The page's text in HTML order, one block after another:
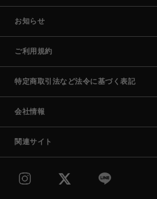
お知らせ
ご利用規約
特定商取引法など法令に基づく表記
会社情報
関連サイト